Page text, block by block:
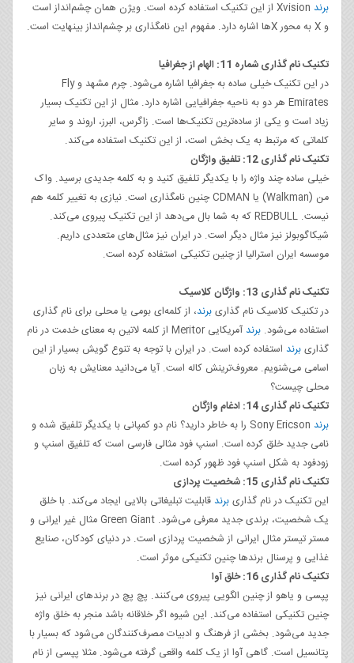
برند
Xvision از این تکنیک استفاده کرده است. ویژن همان چشم‌انداز است
و X به محور Xها اشاره دارد. مفهوم این نامگذاری بر چشم‌انداز بینهایت است.
تکنیک نام گذاری شماره 11: الهام از جغرافیا
در این تکنیک خیلی ساده به جغرافیا اشاره می‌شود. چرم مشهد و Fly
Emirates هر دو به ناحیه جغرافیایی اشاره دارد. مثال از این تکنیک بسیار
زیاد است و یکی از ساده‌ترین تکنیک‌ها است. زاگرس، البرز، اروند و سایر
کلماتی که مرتبط به یک بخش است، از این تکنیک استفاده می‌کند.
تکنیک نام گذاری 12: تلفیق واژگان
خیلی ساده چند واژه را با یکدیگر تلفیق کنید و به کلمه جدیدی برسید. واک
من (Walkman) یا CDMAN چنین نامگذاری است. نیازی به تغییر کلمه هم
نیست. REDBULL که به شما بال می‌دهد از این تکنیک پیروی می‌کند.
شیکاگوبولز نیز مثال دیگر است. در ایران نیز مثال‌های متعددی داریم.
موسسه ایران استرالیا از چنین تکنیکی استفاده کرده است.
تکنیک نام گذاری 13: واژگان کلاسیک
در تکنیک کلاسیک نام گذاریبرند، از کلمه‌ای بومی یا محلی برای نام گذاری
استفاده می‌شود. برند
آمریکایی Meritor از کلمه لاتین به معنای خدمت در نام
گذاریبرند استفاده کرده است. در ایران با توجه به تنوع گویش بسیار از این
اسامی می‌شنویم. معروف‌ترینش کاله است. آیا می‌دانید معنایش به زبان
محلی چیست؟
تکنیک نام گذاری 14: ادغام واژگان
برند
Sony Ericson را به خاطر دارید؟ نام دو کمپانی با یکدیگر تلفیق شده و
نامی جدید خلق کرده است. اسنپ فود مثالی فارسی است که تلفیق اسنپ و
زودفود به شکل اسنپ فود ظهور کرده است.
تکنیک نام گذاری 15: شخصیت پردازی
این تکنیک در نام گذاریبرند قابلیت تبلیغاتی بالایی ایجاد می‌کند. با خلق
یک شخصیت، برندی جدید معرفی می‌شود. Green Giant مثال غیر ایرانی و
مستر تیستر مثال ایرانی از شخصیت پردازی است. در دنیای کودکان، صنایع
غذایی و پرسنال برندها چنین تکنیکی موثر است.
تکنیک نام گذاری 16: خلق آوا
پپسی و یاهو از چنین الگویی پیروی می‌کنند. پچ پچ در برندهای ایرانی نیز
چنین تکنیکی استفاده می‌کند. این شیوه اگر خلاقانه باشد منجر به خلق واژه
جدید می‌شود. بخشی از فرهنگ و ادبیات مصرف‌کنندگان می‌شود که بسیار با
پتانسیل است. گاهی آوا از یک کلمه واقعی گرفته می‌شود. مثلا پپسی از نام